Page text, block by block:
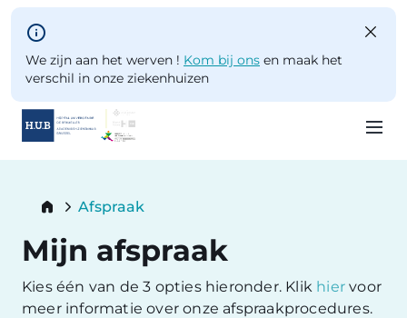
Skip to main content
We zijn aan het werven ! Kom bij ons en maak het
verschil in onze ziekenhuizen
content
Breadcrumb
Current:
Afspraak
Mijn afspraak
Kies één van de 3 opties hieronder. Klik hiervoor
meer informatie over onze afspraakprocedures.